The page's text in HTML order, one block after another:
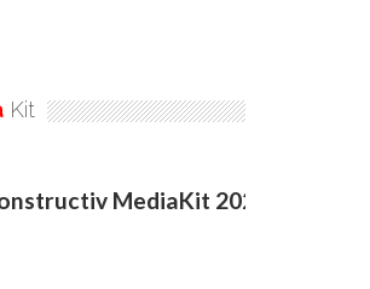
Kit
MediaKit 2020